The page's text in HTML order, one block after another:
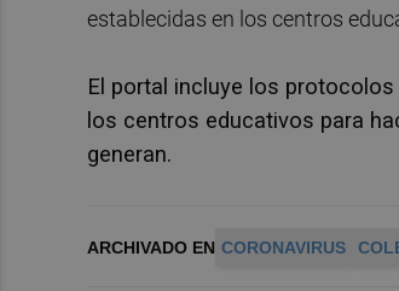
establecidas en los centros
El portal incluye los
los centros educativos para
generan.
ARCHIVADO EN CORONAVIRUS